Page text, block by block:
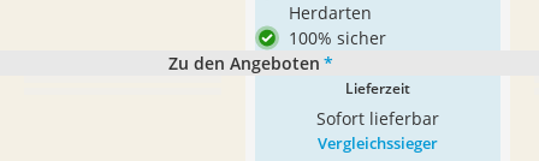
Herdarten
100% sicher
Zu den Angeboten *
Lieferzeit
Sofort lieferbar
Vergleichssieger